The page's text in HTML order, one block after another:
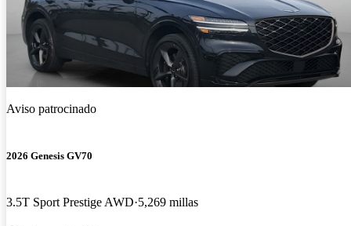
Aviso patrocinado
2026 Genesis GV70
3.5T Sport Prestige AWD 5,269 millas